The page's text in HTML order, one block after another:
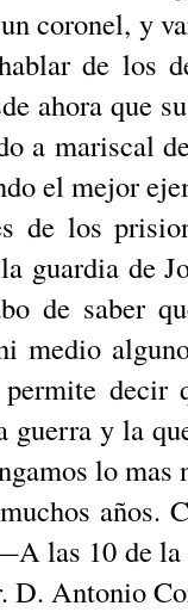
coronel, y
de los
ahora que
a mariscal
el mejor
de los
guardia de
de saber
medio
decir
guerra y la
lo
años.
las 10 de
D. Antonio